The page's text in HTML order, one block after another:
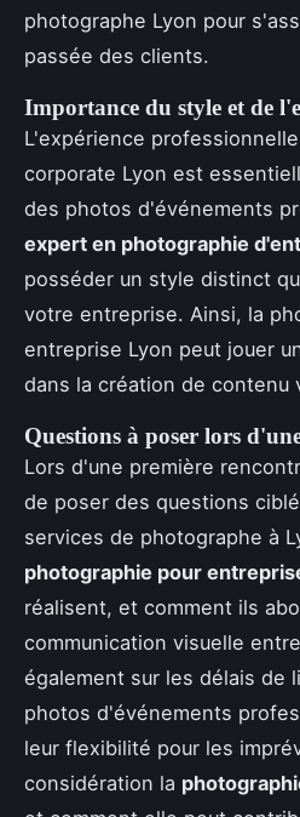
photographe Lyon pour
passée des clients.
Importance du style et de
L'expérience
corporate Lyon est
des photos d'événements
expert en photographie
posséder un style distinct
votre entreprise. Ainsi, la
entreprise Lyon peut jouer
dans la création de contenu
Questions à poser lors
Lors d'une première
de poser des questions
services de photographe à
photographie pour
réalisent, et comment ils
communication visuelle
également sur les délais de
photos d'événements
leur flexibilité pour les
considération la